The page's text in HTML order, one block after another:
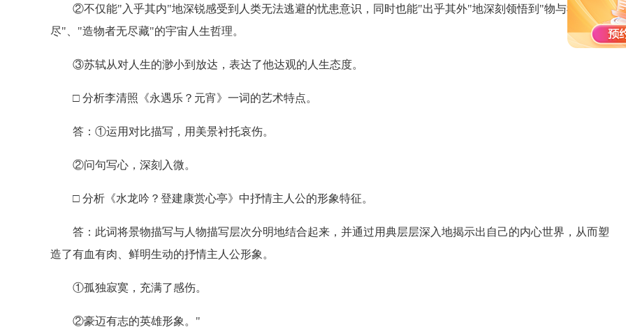
②不仅能"入乎其内"地深锐感受到人类无法逃避的忧患意识，同时也能"出乎其外"地深刻领悟到"物与我皆无
尽"、"造物者无尽藏"的宇宙人生哲理。
③苏轼从对人生的渺小到放达，表达了他达观的人生态度。
□ 分析李清照《永遇乐？元宵》一词的艺术特点。
答：①运用对比描写，用美景衬托哀伤。
②问句写心，深刻入微。
□ 分析《水龙吟？登建康赏心亭》中抒情主人公的形象特征。
答：此词将景物描写与人物描写层次分明地结合起来，并通过用典层层深入地揭示出自己的内心世界，从而塑
造了有血有肉、鲜明生动的抒情主人公形象。
①孤独寂寞，充满了感伤。
②豪迈有志的英雄形象。"